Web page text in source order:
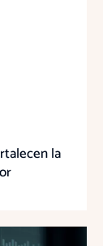
la